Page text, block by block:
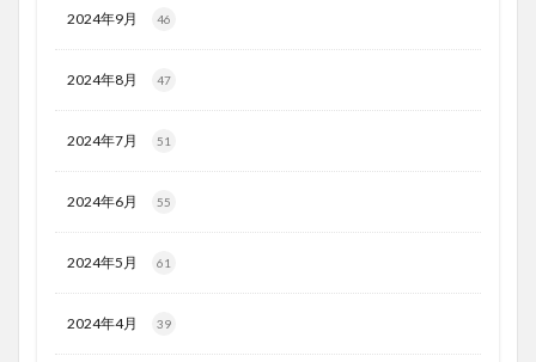
2024年9月 46
2024年8月 47
2024年7月 51
2024年6月 55
2024年5月 61
2024年4月 39